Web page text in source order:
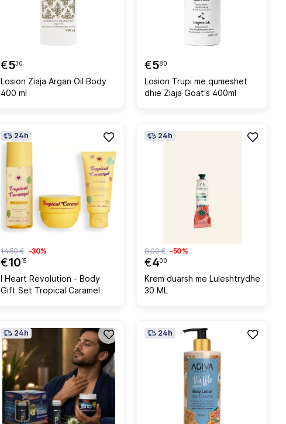
€530
Losion Ziaja Argan Oil Body
400 ml
€580
Losion Trupi me qumeshet
dhie Ziaja Goat's 400ml
24h
€1015
14,50 € -30%
I Heart Revolution - Body
Gift Set Tropical Caramel
24h
€400
8,00 € -50%
Krem duarsh me Luleshtrydhe
30 ML
24h 24h